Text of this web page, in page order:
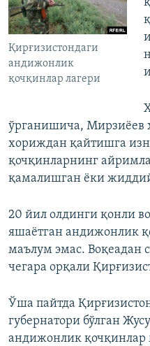
Қирғизистондаги
андижонлик
қочқинлар лагери
ўрганишича, Мирзиёев
хориждан қайтишга
қочқинларнинг
қамалишган ёки
20 йил олдинги қонли
яшаётган андижонлик
маълум эмас. Воқеадан
чегара орқали
Ўша пайтда
губернатори бўлган
андижонлик қочқинлар